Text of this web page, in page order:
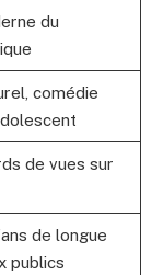
du
comédie
de vues sur
de longue
publics